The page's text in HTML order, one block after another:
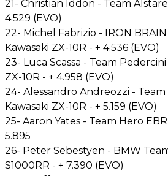
21- Christian Iddon - Team
4.529 (EVO)
22- Michel Fabrizio - IRON
Kawasaki ZX-10R - + 4.536 (EVO)
23- Luca Scassa - Team
ZX-10R - + 4.958 (EVO)
24- Alessandro Andreozzi -
Kawasaki ZX-10R - + 5.159 (EVO)
25- Aaron Yates - Team Hero EBR
5.895
26- Peter Sebestyen - BMW
S1000RR - + 7.390 (EVO)